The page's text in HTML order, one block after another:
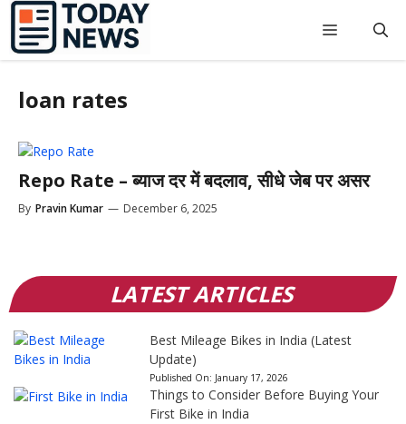
Skip
content
Menu
loan rates
Repo Rate – ब्याज दर में बदलाव, सीधे जेब पर असर
By Pravin Kumar — December 6, 2025
LATEST ARTICLES
Best Mileage Bikes in India (Latest
Update)
Published On: January 17, 2026
Things to Consider Before Buying Your
First Bike in India